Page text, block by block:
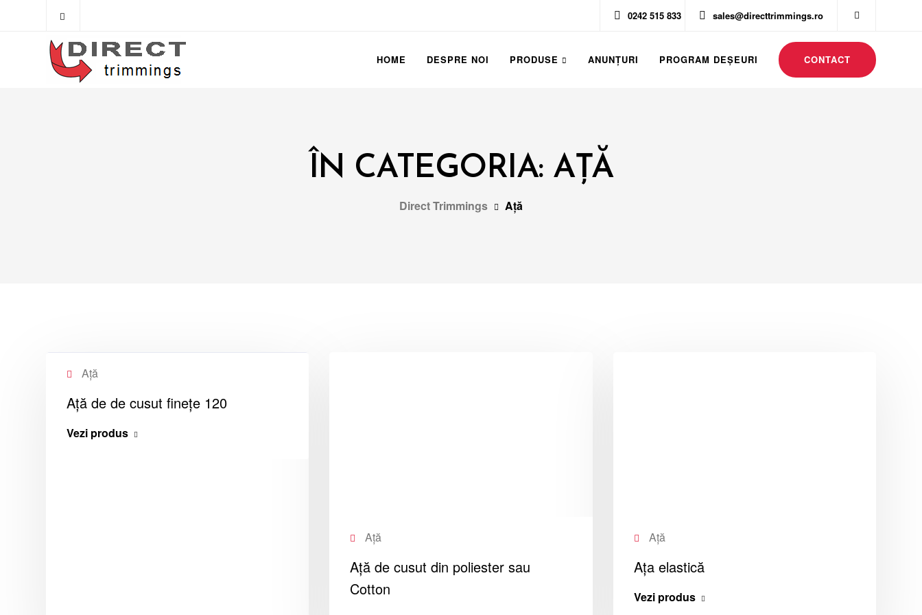
0242 515 833 sales@directtrimmings.ro
HOME DESPRE NOI PRODUSE ANUNȚURI PROGRAM DEŞEURI CONTACT
ÎN CATEGORIA: AȚĂ
Direct Trimmings Ață
Ață
Aţă de de cusut finețe 120
Vezi produs
Ață
Ață de cusut din poliester sau
Cotton
Ață
Ața elastică
Vezi produs